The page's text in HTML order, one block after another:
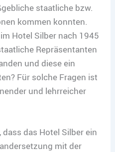
staatliche bzw.
kommen konnten.
Hotel Silber nach 1945
Repräsentanten
und diese ein
Für solche Fragen ist
und lehrreicher
das Hotel Silber ein
mit der